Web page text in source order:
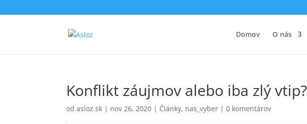
Domov O nás
Konflikt záujmov alebo iba zlý vtip?
odasloz.sk | nov 26, 2020 | Články, nas_vyber |0 komentárov